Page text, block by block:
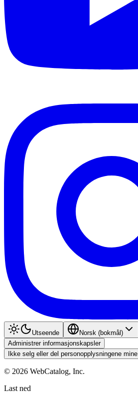
Utseende
Norsk (bokmål)
Administrer informasjonskapsler
Ikke selg eller del personopplysningene mine
© 2026 WebCatalog, Inc.
Last ned